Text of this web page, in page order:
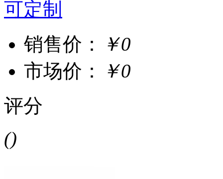
可定制
销售价：
￥0
市场价：
￥0
评分
()